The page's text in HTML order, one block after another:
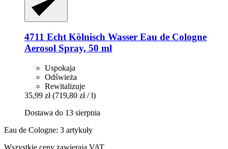
4711 Echt Kölnisch Wasser Eau de Cologne
Aerosol Spray, 50 ml
Uspokaja
Odświeża
Rewitalizuje
35,99 zł (719,80 zł / l)
Dostawa do 13 sierpnia
Eau de Cologne: 3 artykuły
Wszystkie ceny zawierają VAT